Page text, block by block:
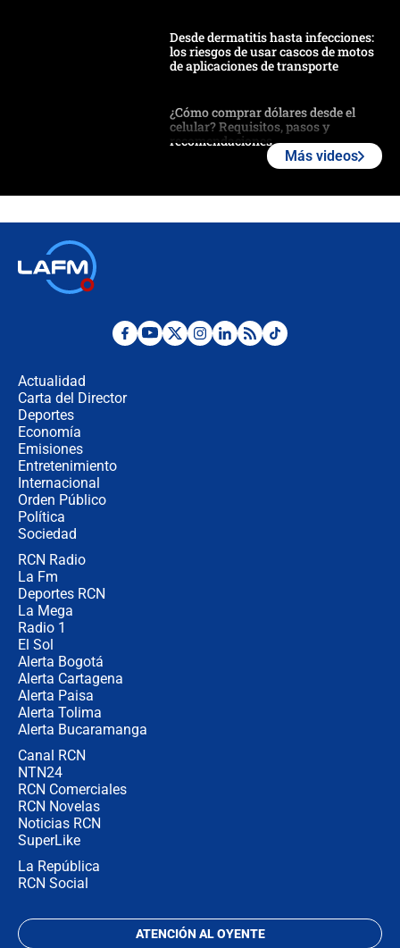
Desde dermatitis hasta infecciones:
los riesgos de usar cascos de motos
de aplicaciones de transporte
¿Cómo comprar dólares desde el
celular? Requisitos, pasos y
recomendaciones
Álvaro Uribe asistirá a la posesión y
Más videos
Actualidad
Carta del Director
Deportes
Economía
Emisiones
Entretenimiento
Internacional
Orden Público
Política
Sociedad
RCN Radio
La Fm
Deportes RCN
La Mega
Radio 1
El Sol
Alerta Bogotá
Alerta Cartagena
Alerta Paisa
Alerta Tolima
Alerta Bucaramanga
Canal RCN
NTN24
RCN Comerciales
RCN Novelas
Noticias RCN
SuperLike
La República
RCN Social
ATENCIÓN AL OYENTE